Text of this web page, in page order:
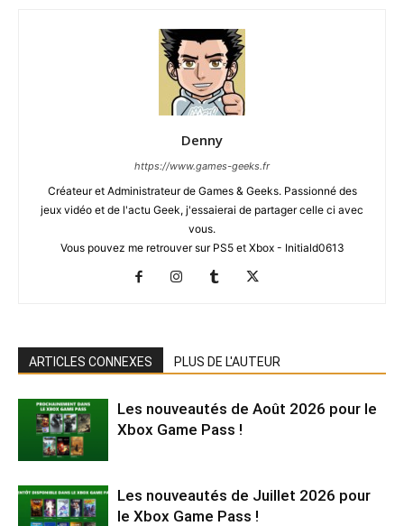
Denny
https://www.games-geeks.fr
Créateur et Administrateur de Games & Geeks. Passionné des
jeux vidéo et de l'actu Geek, j'essaierai de partager celle ci avec
vous.
Vous pouvez me retrouver sur PS5 et Xbox - Initiald0613
ARTICLES CONNEXES PLUS DE L'AUTEUR
Les nouveautés de Août 2026 pour le
Xbox Game Pass !
Les nouveautés de Juillet 2026 pour
le Xbox Game Pass !